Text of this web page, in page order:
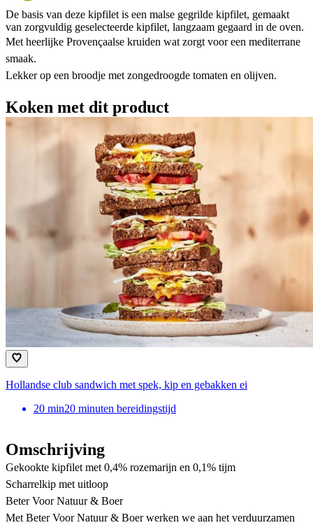
De basis van deze kipfilet is een malse gegrilde kipfilet, gemaakt
van zorgvuldig geselecteerde kipfilet, langzaam gegaard in de oven.
Met heerlijke Provençaalse kruiden wat zorgt voor een mediterrane
smaak.
Lekker op een broodje met zongedroogde tomaten en olijven.
Koken met dit product
Hollandse club sandwich met spek, kip en gebakken ei
20 min20 minuten bereidingstijd
Omschrijving
Gekookte kipfilet met 0,4% rozemarijn en 0,1% tijm
Scharrelkip met uitloop
Beter Voor Natuur & Boer
Met Beter Voor Natuur & Boer werken we aan het verduurzamen